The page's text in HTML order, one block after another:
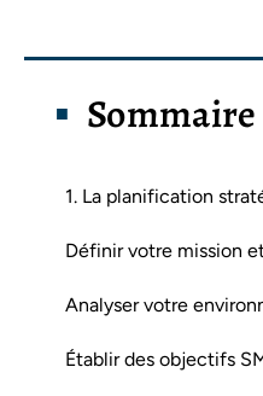
Sommaire
1. La planification
Définir votre mission
Analyser votre
Établir des objectifs